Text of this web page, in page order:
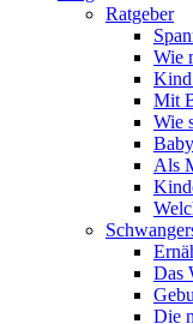
Ratgeber
Wie
Kind
Mit
Wie
Als
Das
Die